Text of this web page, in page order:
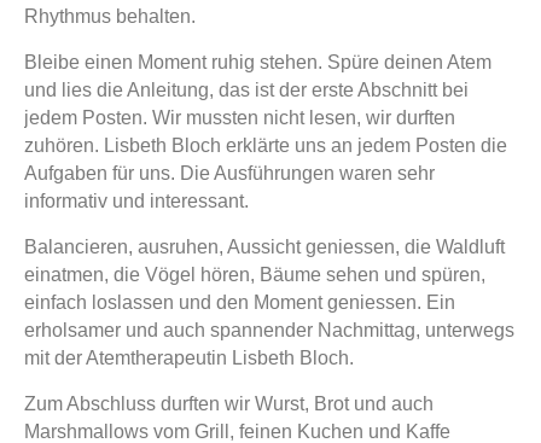
Rhythmus behalten.
Bleibe einen Moment ruhig stehen. Spüre deinen Atem
und lies die Anleitung, das ist der erste Abschnitt bei
jedem Posten. Wir mussten nicht lesen, wir durften
zuhören. Lisbeth Bloch erklärte uns an jedem Posten die
Aufgaben für uns. Die Ausführungen waren sehr
informativ und interessant.
Balancieren, ausruhen, Aussicht geniessen, die Waldluft
einatmen, die Vögel hören, Bäume sehen und spüren,
einfach loslassen und den Moment geniessen. Ein
erholsamer und auch spannender Nachmittag, unterwegs
mit der Atemtherapeutin Lisbeth Bloch.
Zum Abschluss durften wir Wurst, Brot und auch
Marshmallows vom Grill, feinen Kuchen und Kaffe